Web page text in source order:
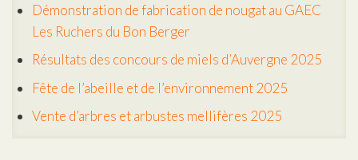
Démonstration de fabrication de nougat au GAEC
Les Ruchers du Bon Berger
Résultats des concours de miels d’Auvergne 2025
Fête de l’abeille et de l’environnement 2025
Vente d’arbres et arbustes mellifères 2025